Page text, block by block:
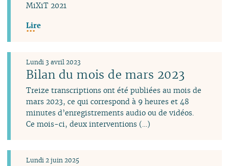
MiXiT 2021
Lire
Bilan du mois de mars 2023
Lundi 3 avril 2023
Treize transcriptions ont été publiées au mois de
mars 2023, ce qui correspond à 9 heures et 48
minutes d’enregistrements audio ou de vidéos.
Ce mois-ci, deux interventions (…)
Lundi 2 juin 2025